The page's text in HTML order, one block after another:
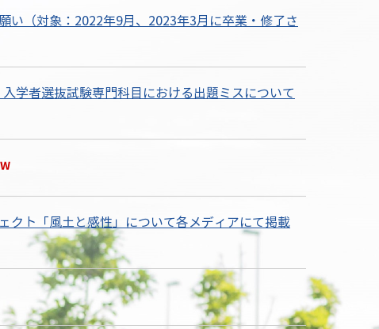
い（対象：2022年9月、2023年3月に卒業・修了さ
学者選抜試験専門科目における出題ミスについて
クト「風土と感性」について各メディアにて掲載